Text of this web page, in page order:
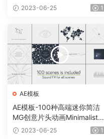
te Transition Mattes Pack v
2023-06-25 1
AE模板
AE模板-100种高端迷你简洁
MG创意片头动画Minimalistic
Presentation Pack
2023-06-25 1